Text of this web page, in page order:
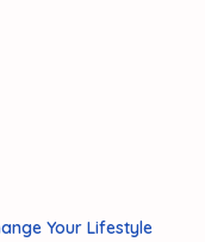
Your Lifestyle